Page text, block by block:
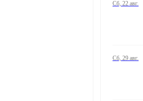
сб, 22 авг.
сб, 29 авг.